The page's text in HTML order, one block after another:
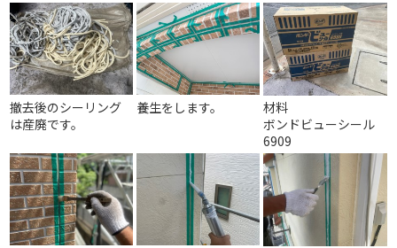
撤去後のシーリング
は産廃です。
養生をします。
材料
ボンドビューシール
6909